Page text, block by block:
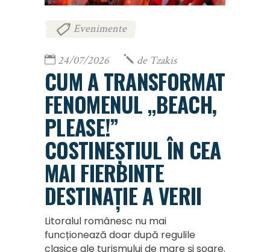
Evenimente
24/07/2026 de Tzakis
CUM A TRANSFORMAT
FENOMENUL „BEACH,
PLEASE!”
COSTINEȘTIUL ÎN CEA
MAI FIERBINTE
DESTINAȚIE A VERII
Litoralul românesc nu mai
funcționează doar după regulile
clasice ale turismului de mare și soare.